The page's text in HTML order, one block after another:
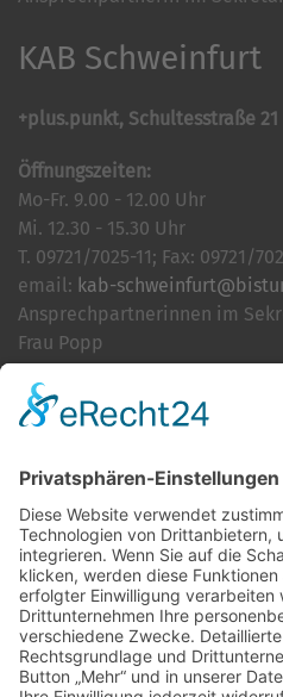
KAB Schweinfurt
+plus.punkt, Schultesstraße 21
Öffnungszeiten:
Mo-Fr. 9.00 - 12.00 Uhr
Mi. 12.30 - 15.30 Uhr
T. 09721/7025-11; Fax: 09721/
email: kab-
Ansprechpartnerinnen im
Frau Popp
Cookie-Einstellungen